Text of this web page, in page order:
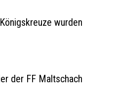
wurden
der FF Maltschach